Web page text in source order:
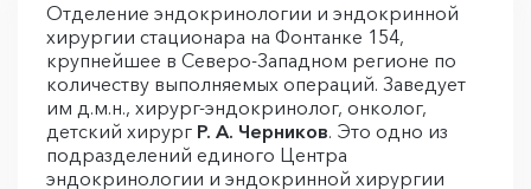
Отделение эндокринологии и эндокринной
хирургии стационара на Фонтанке 154,
крупнейшее в Северо-Западном регионе по
количеству выполняемых операций. Заведует
им д.м.н., хирург-эндокринолог, онколог,
детский хирург Р. А. Черников. Это одно из
подразделений единого Центра
эндокринологии и эндокринной хирургии